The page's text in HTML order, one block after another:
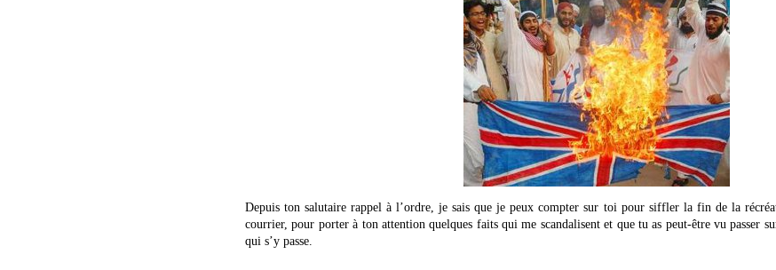
Depuis ton salutaire rappel à l’ordre, je sais que je peux compter sur toi pour siffler la fin de la
courrier, pour porter à ton attention quelques faits qui me scandalisent et que tu as peut-être vu passer
qui s’y passe.